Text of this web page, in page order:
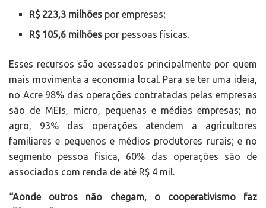
R$ 223,3 milhões por empresas;
R$ 105,6 milhões por pessoas físicas.
Esses recursos são acessados principalmente por quem
mais movimenta a economia local. Para se ter uma ideia,
no Acre 98% das operações contratadas pelas empresas
são de MEIs, micro, pequenas e médias empresas; no
agro, 93% das operações atendem a agricultores
familiares e pequenos e médios produtores rurais; e no
segmento pessoa física, 60% das operações são de
associados com renda de até R$ 4 mil.
“Aonde outros não chegam, o cooperativismo faz